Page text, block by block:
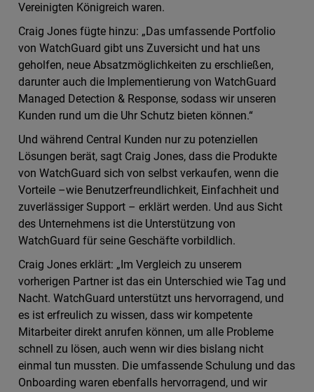
Vereinigten Königreich waren.
Craig Jones fügte hinzu: „Das umfassende Portfolio
von WatchGuard gibt uns Zuversicht und hat uns
geholfen, neue Absatzmöglichkeiten zu erschließen,
darunter auch die Implementierung von WatchGuard
Managed Detection & Response, sodass wir unseren
Kunden rund um die Uhr Schutz bieten können.“
Und während Central Kunden nur zu potenziellen
Lösungen berät, sagt Craig Jones, dass die Produkte
von WatchGuard sich von selbst verkaufen, wenn die
Vorteile –wie Benutzerfreundlichkeit, Einfachheit und
zuverlässiger Support – erklärt werden. Und aus Sicht
des Unternehmens ist die Unterstützung von
WatchGuard für seine Geschäfte vorbildlich.
Craig Jones erklärt: „Im Vergleich zu unserem
vorherigen Partner ist das ein Unterschied wie Tag und
Nacht. WatchGuard unterstützt uns hervorragend, und
es ist erfreulich zu wissen, dass wir kompetente
Mitarbeiter direkt anrufen können, um alle Probleme
schnell zu lösen, auch wenn wir dies bislang nicht
einmal tun mussten. Die umfassende Schulung und das
Onboarding waren ebenfalls hervorragend, und wir